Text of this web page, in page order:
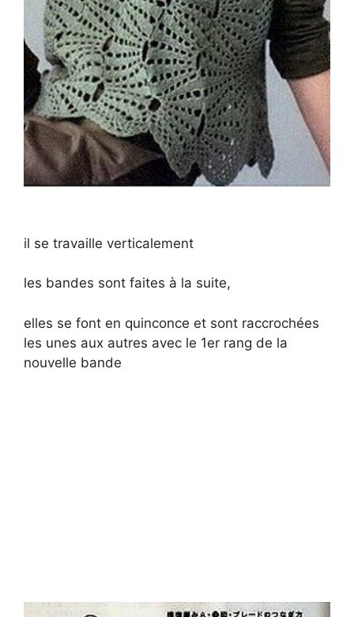
il se travaille verticalement
les bandes sont faites à la suite,
elles se font en quinconce et sont raccrochées
les unes aux autres avec le 1er rang de la
nouvelle bande